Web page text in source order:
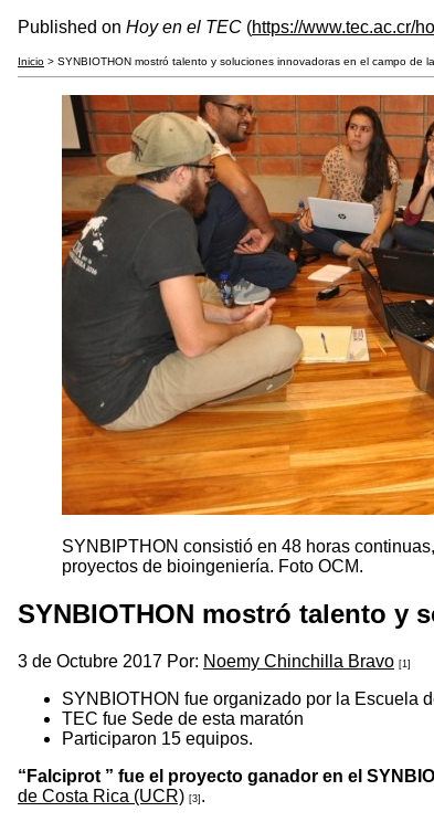
Published on Hoy en el TEC (https://www.tec.ac.cr/
Inicio > SYNBIOTHON mostró talento y soluciones innovadoras en el campo de
SYNBIPTHON consistió en 48 horas
proyectos de bioingeniería. Foto OCM.
SYNBIOTHON mostró talento y
3 de Octubre 2017 Por: Noemy Chinchilla Bravo [1]
SYNBIOTHON fue organizado por la Escuela
TEC fue Sede de esta maratón
Participaron 15 equipos.
“Falciprot ” fue el proyecto ganador en el
de Costa Rica (UCR) [3] .